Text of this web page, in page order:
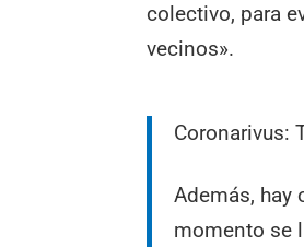
colectivo, para
vecinos».
Coronarivus:
Además,
momento se